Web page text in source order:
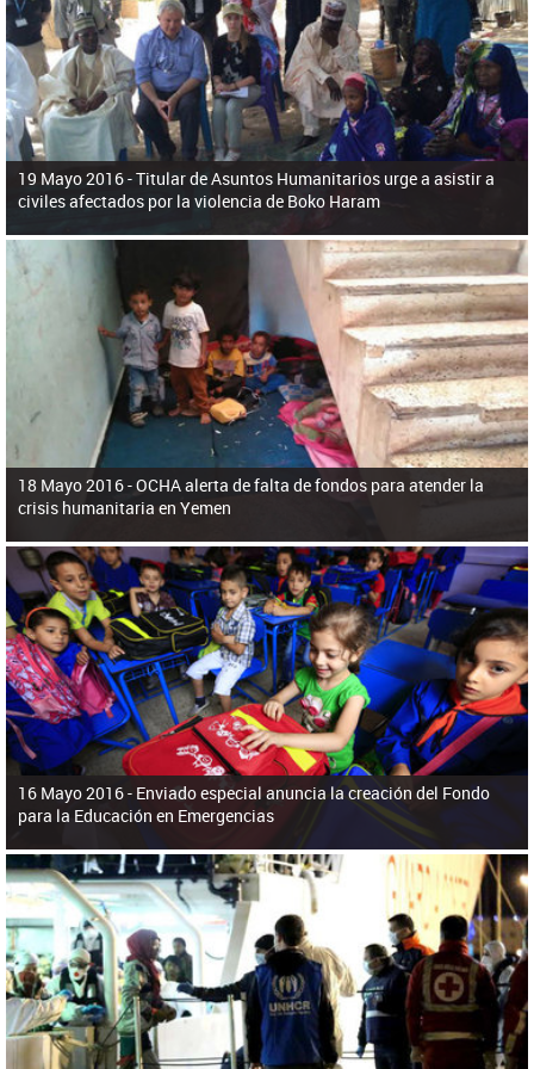
q
u
e
d
a
19 Mayo 2016 -Titular de Asuntos Humanitarios urge a asistir a
civiles afectados por la violencia de Boko Haram
18 Mayo 2016 -OCHA alerta de falta de fondos para atender la
crisis humanitaria en Yemen
16 Mayo 2016 - Enviado especial anuncia la creación del Fondo
para la Educación en Emergencias